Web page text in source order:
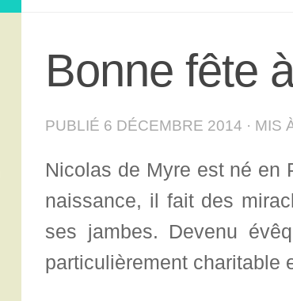
Bonne fête
PUBLIÉ 6 DÉCEMBRE 2014 · MIS
Nicolas de Myre est né en
naissance, il fait des
ses jambes. Devenu
particulièrement charitable